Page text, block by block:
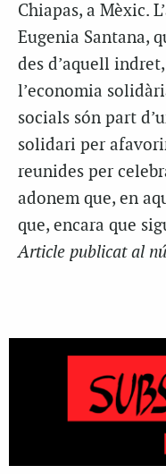
Chiapas, a Mèxic.
Eugenia Santana,
des d’aquell
l’economia
socials són part
solidari per
reunides per
adonem que, en
que, encara que
Article publicat al